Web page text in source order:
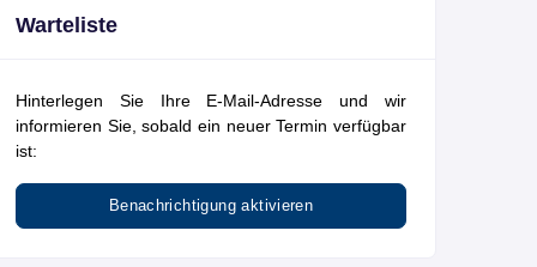
Warteliste
Hinterlegen Sie Ihre E-Mail-Adresse und wir
informieren Sie, sobald ein neuer Termin verfügbar
ist:
Benachrichtigung aktivieren